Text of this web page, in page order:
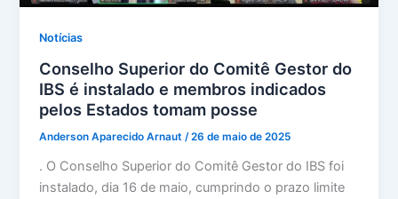
Notícias
Conselho Superior do Comitê Gestor do
IBS é instalado e membros indicados
pelos Estados tomam posse
Anderson Aparecido Arnaut /26 de maio de 2025
. O Conselho Superior do Comitê Gestor do IBS foi
instalado, dia 16 de maio, cumprindo o prazo limite